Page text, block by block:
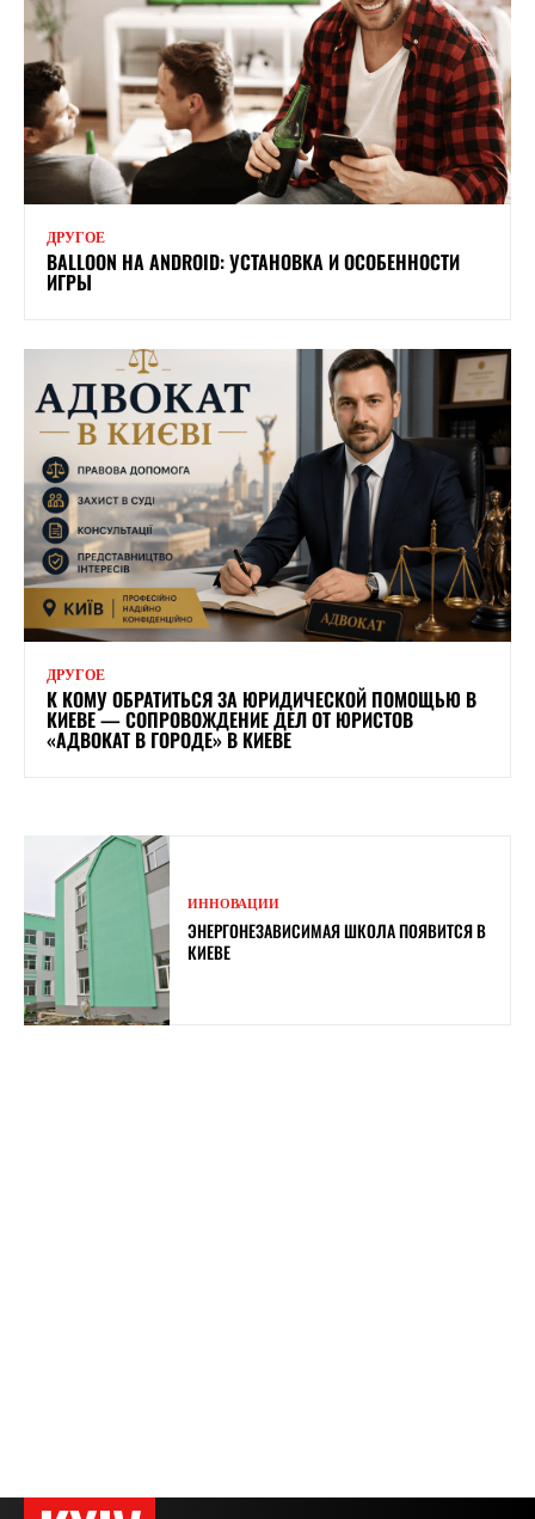
ДРУГОЕ
BALLOON НА ANDROID: УСТАНОВКА И ОСОБЕННОСТИ
ИГРЫ
ДРУГОЕ
К КОМУ ОБРАТИТЬСЯ ЗА ЮРИДИЧЕСКОЙ ПОМОЩЬЮ В
КИЕВЕ — СОПРОВОЖДЕНИЕ ДЕЛ ОТ ЮРИСТОВ
«АДВОКАТ В ГОРОДЕ» В КИЕВЕ
ИННОВАЦИИ
ЭНЕРГОНЕЗАВИСИМАЯ ШКОЛА ПОЯВИТСЯ В
КИЕВЕ